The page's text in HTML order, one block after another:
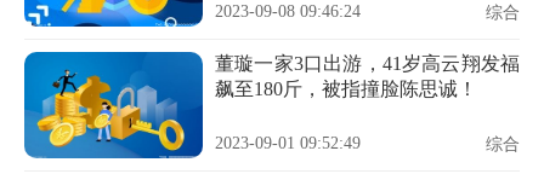
2023-09-08 09:46:24 综合
董璇一家3口出游，41岁高云翔发福
飙至180斤，被指撞脸陈思诚！
2023-09-01 09:52:49 综合